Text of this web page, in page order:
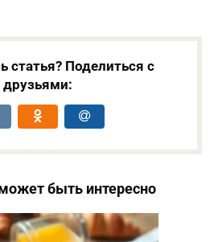
статья? Поделиться с
друзьями:
быть интересно